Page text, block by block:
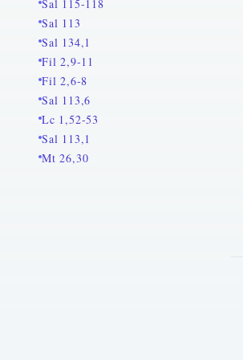
Sal 115-118
Sal 113
Sal 134,1
Fil 2,9-11
Fil 2,6-8
Sal 113,6
Lc 1,52-53
Sal 113,1
Mt 26,30